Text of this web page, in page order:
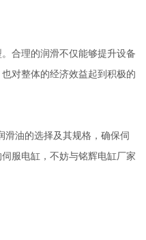
合理的润滑不仅能够提升设备
对整体的经济效益起到积极的
油的选择及其规格，确保伺
服电缸，不妨与铭辉电缸厂家